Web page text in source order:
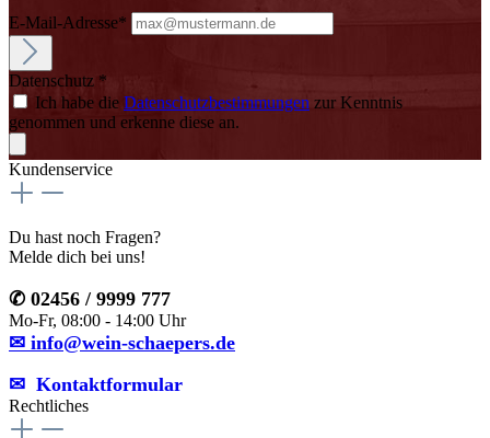
E-Mail-Adresse*
Datenschutz *
Ich habe die Datenschutzbestimmungen zur Kenntnis
genommen und erkenne diese an.
Kundenservice
Du hast noch Fragen?
Melde dich bei uns!
✆ 02456 / 9999 777
Mo-Fr, 08:00 - 14:00 Uhr
✉ info@wein-schaepers.de
✉︎ Kontaktformular
Rechtliches